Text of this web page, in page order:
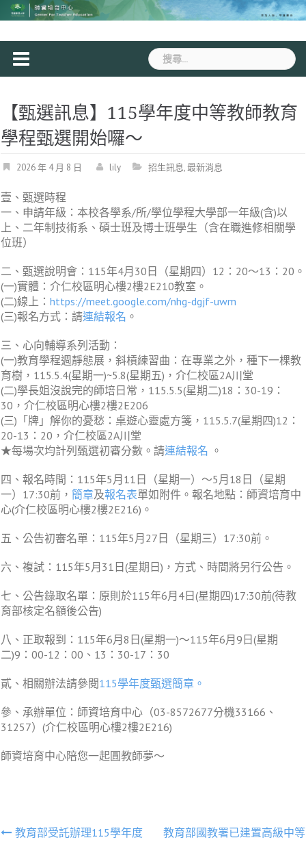
Skip
to
搜
尋
字:
【甄選訊息】115學年度中等教師教育
學程甄選開始囉～
2026 年 4 月 8 日 lily 招生訊息,最新消息
壹、甄選時程
一、申請年級：本校各學系/所/學位學程大學部一年級(含)以
上、二年制技術系、碩士班及博士班學生（含在職進修相關學
位班）
二、甄選說明會：115年4月30日（星期四）12：20～13：20。
(一)實體：介仁校區明心樓2樓2E210教室。
(二)線上： https://meet.google.com/nhg-dgjf-uwm
(三)報名方式：請連結報名 。
三、心向輔導系列活動：
(一)教育學程週靜態展，斜槓練習曲：在專業之外，種下一棵教
育樹，115.5.4(星期一)~5.8(星期五)，介仁校區2A川堂
(二)學長姐沒說完的師培日常，115.5.5(星期二)18：30-19：
30，介仁校區明心樓2樓2E206
(三)「牌」解你的憂愁：桌遊心靈處方箋，115.5.7(星期四)12：
20-13：20，介仁校區2A川堂
★每場次均計列甄選初審分數。請連結報名 。
四、報名時間：115年5月11日（星期一）～5月18日（星期
一）17:30前， 簡章及報名表單如附件。報名地點：師資培育中
心(介仁校區明心樓2樓2E216)。
五、公告初審名單：115年5月27日（星期三）17:30前。
六、複試：115年5月31日(星期日)，方式、時間將另行公告。
七、公告錄取名單：原則於115年6月4日(星期四)17:30前(待教
育部核定名額後公告)
八、正取報到：115年6月8日(星期一)～115年6月9日(星期
二)9：00-12：00、13：30-17：30
貳、相關辦法請參閱115學年度甄選簡章。
參、承辦單位：師資培育中心（03-8572677分機33166、
31257）(介仁校區明心樓2樓2E216)
師資培育中心陪您一起圓教師夢～
文教育部受託辦理115學年度
教育部國教署已建置高級中等